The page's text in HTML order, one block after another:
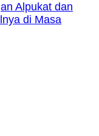
Alpukat dan
di Masa